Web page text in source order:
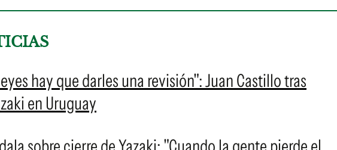
hay que darles una revisión": Juan Castillo tras
en Uruguay